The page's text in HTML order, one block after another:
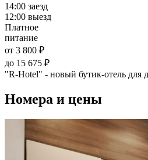
14:00 заезд
12:00 выезд
Платное
питание
от 3 800 ₽
до 15 675 ₽
"R-Hotel" - новый бутик-отель для
Номера и цены